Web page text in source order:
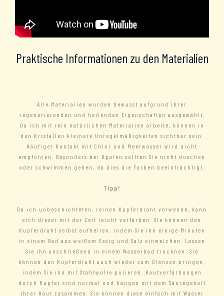
Praktische Informationen zu den Materialien
Alle Materialien wurden bewusst aufgrund ihrer
regenerierenden und heilenden Eigenschaften ausgewählt.
Da ich mit rein natürlichen Materialien arbeite, können in
den Kristallen kleinere Unregelmäßigkeiten sichtbar sein.
Häufiger Kontakt mit Chlor und Meerwasser wird nicht
empfohlen. Besonders bei Opalen sollten Sie nicht duschen
oder schwimmen gehen, da dies die Farben beeinträchtigt.
Tipp!
Da ich unbeschichteten, reinen Kupferdraht verwende, kann
sich dieser mit der Zeit leicht verfärben. Sie können den
Kupferdraht selbst aufhellen, indem Sie ihn einige Minuten
in einem Bad aus weißem Essig und Salz einweichen. Lassen
Sie ihn anschließend in einem Wasserbad trocknen. Sie
können den Kupferdraht auch wieder zum Glänzen bringen,
indem Sie ihn mit Stahlwolle polieren. Hautverfärbungen
durch Kupfer sind normal und hängen mit dem Säuregehalt
Ihrer Haut zusammen. Sie können diese einfach mit Wasser